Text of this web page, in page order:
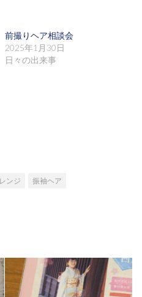
前撮りヘア相談会
2025年1月30日
日々の出来事
ンジ
振袖ヘア